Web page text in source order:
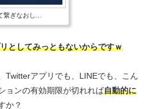
繋ぎなおし…
としてみっともないからですｗ
Twitterアプリでも、LINEでも、こん
ョンの有効期限が切れれば自動的に
か？